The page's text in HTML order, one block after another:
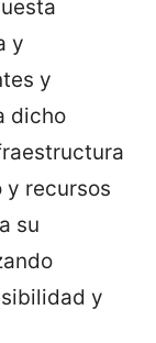
y
y
dicho
recursos
su
y